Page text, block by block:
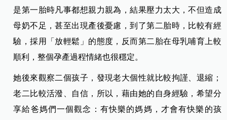
是第一胎時凡事都想親力親為，結果壓力太大，不但造成
母奶不足，甚至出現產後憂慮，到了第二胎時，比較有經
驗，採用「放輕鬆」的態度，反而第二胎在母乳哺育上較
順利，整個孕產過程情緒也很穩定。
她後來觀察二個孩子，發現老大個性就比較拘謹、退縮；
老二比較活潑、自信，所以，藉由她的自身經驗，希望分
享給爸媽們一個觀念：有快樂的媽媽，才會有快樂的孩